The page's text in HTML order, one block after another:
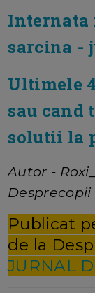
Internata
sarcina -
Ultimele
sau cand
solutii la
Autor -
Desprecopii
Publicat
de la
JURNAL